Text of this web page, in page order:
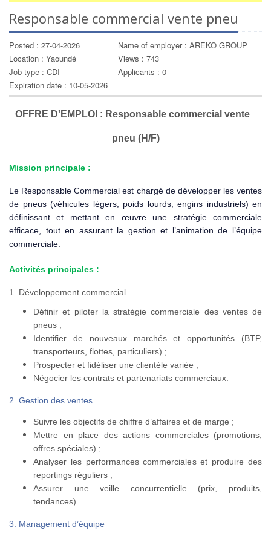
Responsable commercial vente pneu
Posted : 27-04-2026
Name of employer : AREKO GROUP
Location : Yaoundé
Views : 743
Job type : CDI
Applicants : 0
Expiration date : 10-05-2026
OFFRE D'EMPLOI : Responsable commercial vente
pneu (H/F)
Mission principale :
Le Responsable Commercial est chargé de développer les ventes
de pneus (véhicules légers, poids lourds, engins industriels) en
définissant et mettant en œuvre une stratégie commerciale
efficace, tout en assurant la gestion et l’animation de l’équipe
commerciale.
Activités principales :
1. Développement commercial
Définir et piloter la stratégie commerciale des ventes de
pneus ;
Identifier de nouveaux marchés et opportunités (BTP,
transporteurs, flottes, particuliers) ;
Prospecter et fidéliser une clientèle variée ;
Négocier les contrats et partenariats commerciaux.
2. Gestion des ventes
Suivre les objectifs de chiffre d’affaires et de marge ;
Mettre en place des actions commerciales (promotions,
offres spéciales) ;
Analyser les performances commerciales et produire des
reportings réguliers ;
Assurer une veille concurrentielle (prix, produits,
tendances).
3. Management d’équipe